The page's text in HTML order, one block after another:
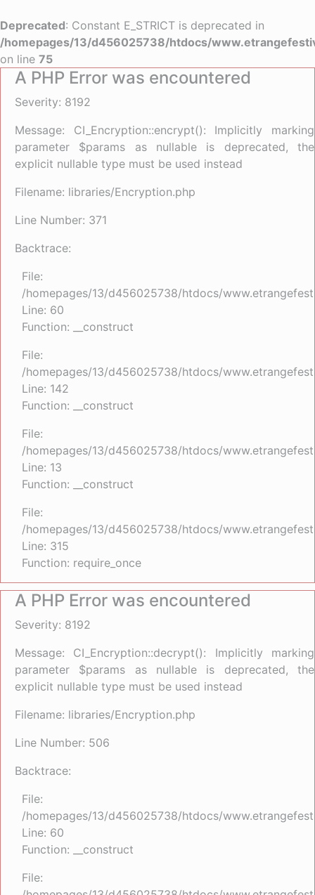
Deprecated: Constant E_STRICT is deprecated in
/homepages/13/d456025738/htdocs/
on line 75
A PHP Error was encountered
Severity: 8192
Message: CI_Encryption::encrypt(): Implicitly marking
parameter $params as nullable is deprecated, the
explicit nullable type must be used instead
Filename: libraries/Encryption.php
Line Number: 371
Backtrace:
File:
/homepages/13/d456025738/htdocs/
Line: 60
Function: __construct
File:
/homepages/13/d456025738/htdocs/
Line: 142
Function: __construct
File:
/homepages/13/d456025738/htdocs/
Line: 13
Function: __construct
File:
/homepages/13/d456025738/htdocs/
Line: 315
Function: require_once
A PHP Error was encountered
Severity: 8192
Message: CI_Encryption::decrypt(): Implicitly marking
parameter $params as nullable is deprecated, the
explicit nullable type must be used instead
Filename: libraries/Encryption.php
Line Number: 506
Backtrace:
File:
/homepages/13/d456025738/htdocs/
Line: 60
Function: __construct
File: